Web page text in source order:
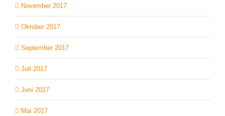
November 2017
Oktober 2017
September 2017
Juli 2017
Juni 2017
Mai 2017